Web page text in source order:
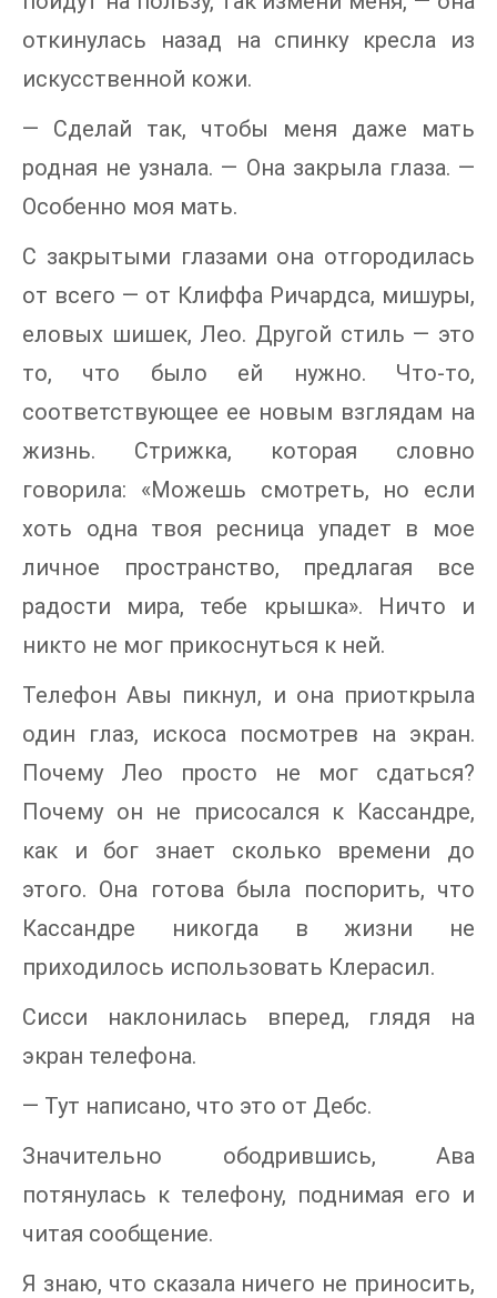
откинулась назад на спинку кресла из
искусственной кожи.
— Сделай так, чтобы меня даже мать
родная не узнала. — Она закрыла глаза. —
Особенно моя мать.
С закрытыми глазами она отгородилась
от всего — от Клиффа Ричардса, мишуры,
еловых шишек, Лео. Другой стиль — это
то, что было ей нужно. Что-то,
соответствующее ее новым взглядам на
жизнь. Стрижка, которая словно
говорила: «Можешь смотреть, но если
хоть одна твоя ресница упадет в мое
личное пространство, предлагая все
радости мира, тебе крышка». Ничто и
никто не мог прикоснуться к ней.
Телефон Авы пикнул, и она приоткрыла
один глаз, искоса посмотрев на экран.
Почему Лео просто не мог сдаться?
Почему он не присосался к Кассандре,
как и бог знает сколько времени до
этого. Она готова была поспорить, что
Кассандре никогда в жизни не
приходилось использовать Клерасил.
Сисси наклонилась вперед, глядя на
экран телефона.
— Тут написано, что это от Дебс.
Значительно ободрившись, Ава
потянулась к телефону, поднимая его и
читая сообщение.
Я знаю, что сказала ничего не приносить,